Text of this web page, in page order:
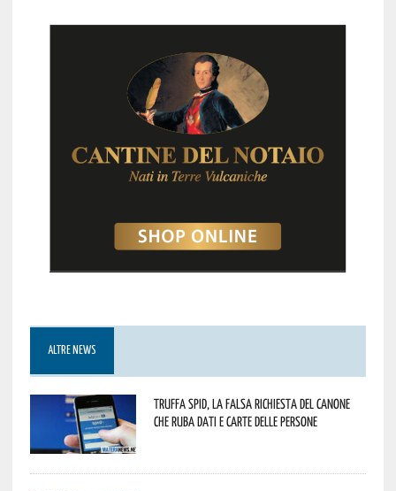
ALTRE NEWS
Truffa Spid, la falsa richiesta del canone
che ruba dati e carte delle persone